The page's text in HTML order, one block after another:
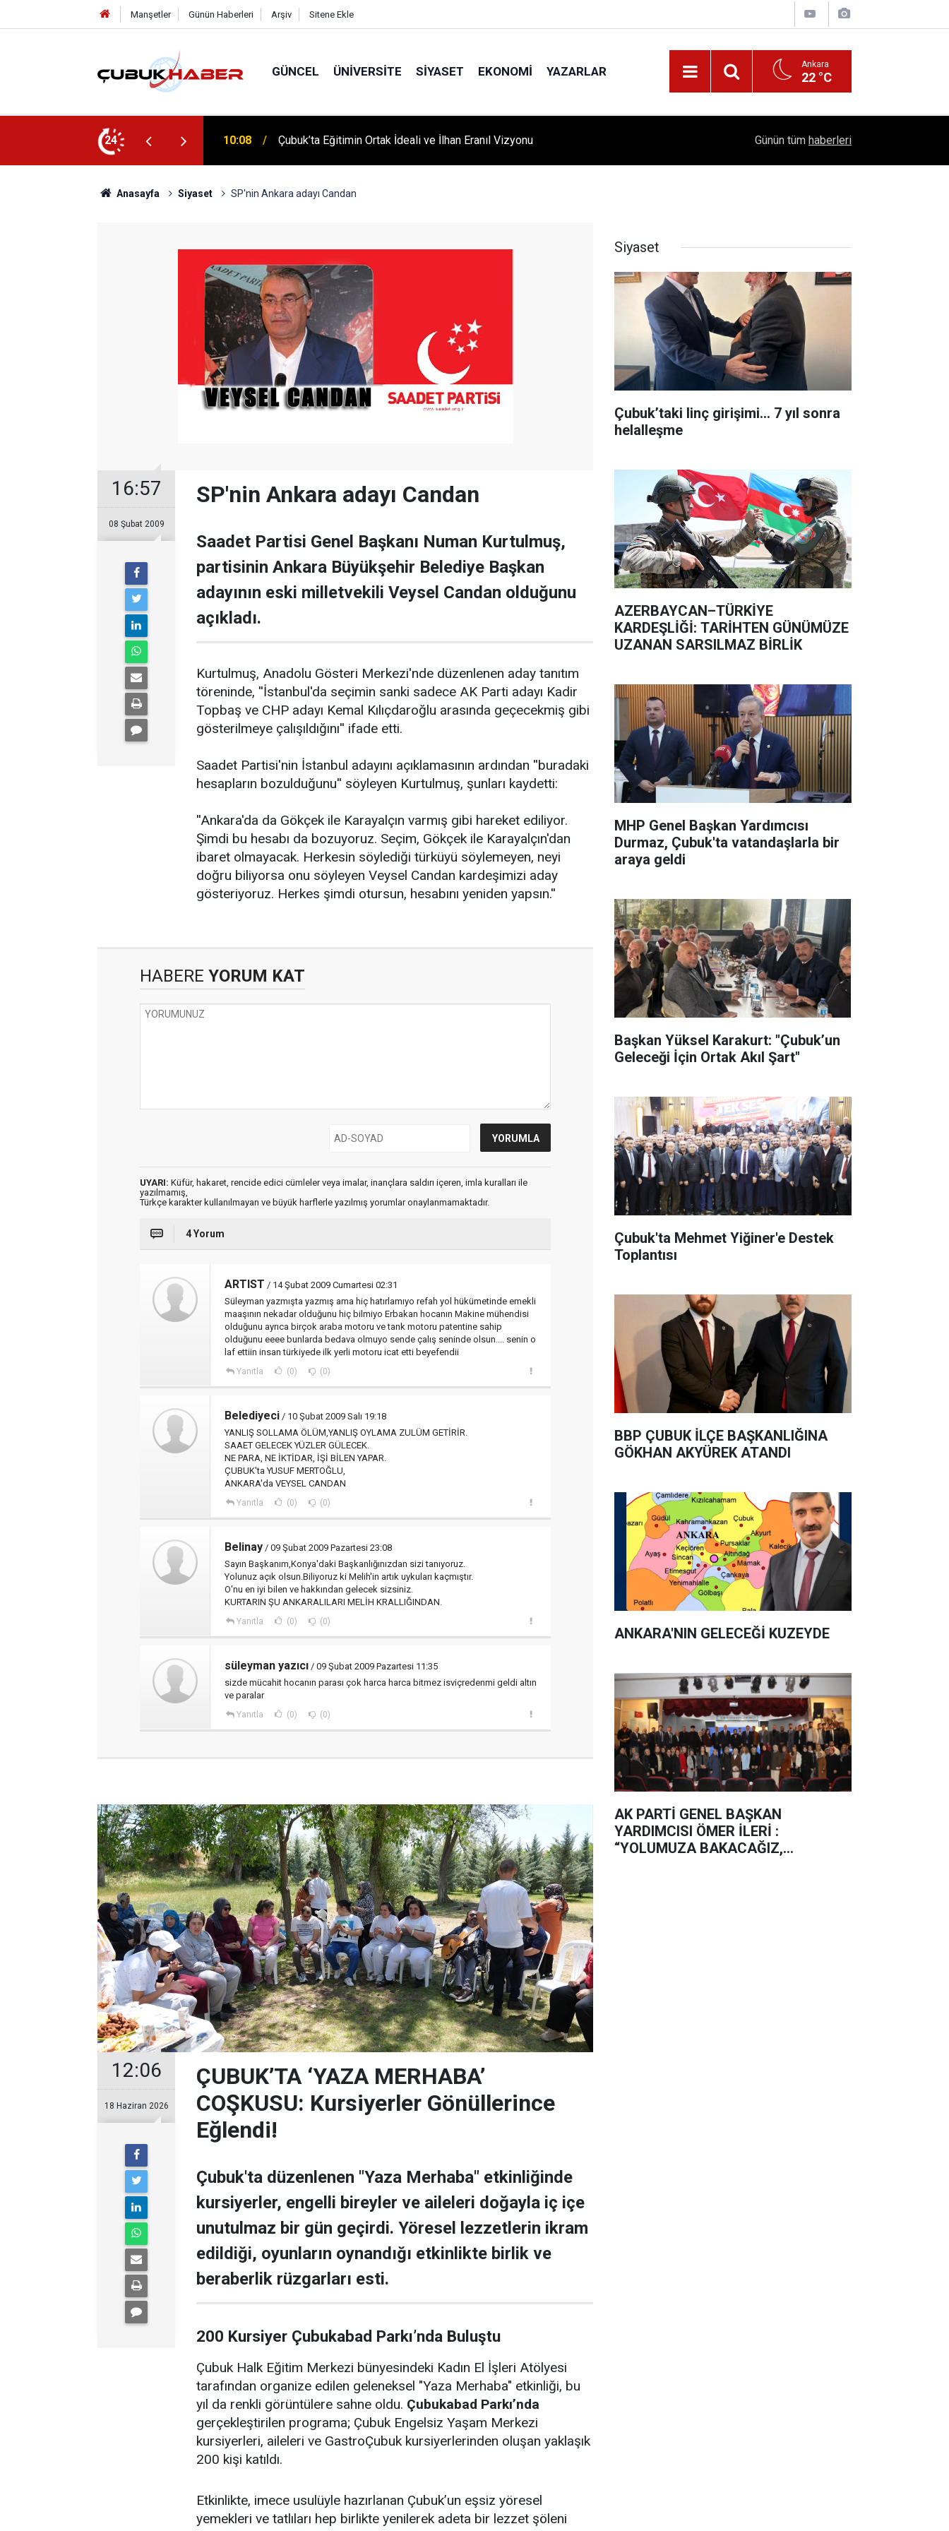
Manşetler Günün Haberleri Arşiv Sitene Ekle
GÜNCEL ÜNIVERSITE SIYASET EKONOMI YAZARLAR Ankara
22 °C
24 12:06 ÇUBUK’TA ‘YAZA MERHABA’ COŞKUSU: Kursiyerler Gönüllerince Eğlendi! 1504 Kep, Tek Bir Hedef: Bilim Kenti Çubuk
Günün tüm haberleri
Anasayfa Siyaset SP'nin Ankara adayı Candan
16:57
08 Şubat 2009
SP'nin Ankara adayı Candan
Saadet Partisi Genel Başkanı Numan Kurtulmuş,
partisinin Ankara Büyükşehir Belediye Başkan
adayının eski milletvekili Veysel Candan olduğunu
açıkladı.
Kurtulmuş, Anadolu Gösteri Merkezi'nde düzenlenen aday tanıtım
töreninde, ''İstanbul'da seçimin sanki sadece AK Parti adayı Kadir
Topbaş ve CHP adayı Kemal Kılıçdaroğlu arasında geçecekmiş gibi
gösterilmeye çalışıldığını'' ifade etti.
Saadet Partisi'nin İstanbul adayını açıklamasının ardından ''buradaki
hesapların bozulduğunu'' söyleyen Kurtulmuş, şunları kaydetti:
''Ankara'da da Gökçek ile Karayalçın varmış gibi hareket ediliyor.
Şimdi bu hesabı da bozuyoruz. Seçim, Gökçek ile Karayalçın'dan
ibaret olmayacak. Herkesin söylediği türküyü söylemeyen, neyi
doğru biliyorsa onu söyleyen Veysel Candan kardeşimizi aday
gösteriyoruz. Herkes şimdi otursun, hesabını yeniden yapsın.''
HABERE YORUM KAT
UYARI: Küfür, hakaret, rencide edici cümleler veya imalar, inançlara saldırı içeren, imla kuralları ile
yazılmamış,
Türkçe karakter kullanılmayan ve büyük harflerle yazılmış yorumlar onaylanmamaktadır.
4 Yorum
ARTIST / 14 Şubat 2009 Cumartesi 02:31
Süleyman yazmışta yazmış ama hiç hatırlamıyo refah yol hükümetinde emekli
maaşının nekadar olduğunu hiç bilmiyo Erbakan hocanın Makine mühendisi
olduğunu ayrıca birçok araba motoru ve tank motoru patentine sahip
olduğunu eeee bunlarda bedava olmuyo sende çalış seninde olsun.... senin o
laf ettiin insan türkiyede ilk yerli motoru icat etti beyefendii
Yanıtla (0) (0)
Belediyeci / 10 Şubat 2009 Salı 19:18
YANLIŞ SOLLAMA ÖLÜM,YANLIŞ OYLAMA ZULÜM GETİRİR.
SAAET GELECEK YÜZLER GÜLECEK.
NE PARA, NE İKTİDAR, İŞİ BİLEN YAPAR.
ÇUBUK'ta YUSUF MERTOĞLU,
ANKARA'da VEYSEL CANDAN
Yanıtla (0) (0)
Belinay / 09 Şubat 2009 Pazartesi 23:08
Sayın Başkanım,Konya'daki Başkanlığınızdan sizi tanıyoruz.
Yolunuz açık olsun.Biliyoruz ki Melih'in artık uykuları kaçmıştır.
O'nu en iyi bilen ve hakkından gelecek sizsiniz.
KURTARIN ŞU ANKARALILARI MELİH KRALLIĞINDAN.
Yanıtla (0) (0)
süleyman yazıcı / 09 Şubat 2009 Pazartesi 11:35
sizde mücahit hocanın parası çok harca harca bitmez isviçredenmi geldi altın
ve paralar
Yanıtla (0) (0)
12:06
18 Haziran 2026
ÇUBUK’TA ‘YAZA MERHABA’
COŞKUSU: Kursiyerler Gönüllerince
Eğlendi!
Çubuk'ta düzenlenen "Yaza Merhaba" etkinliğinde
kursiyerler, engelli bireyler ve aileleri doğayla iç içe
unutulmaz bir gün geçirdi. Yöresel lezzetlerin ikram
edildiği, oyunların oynandığı etkinlikte birlik ve
beraberlik rüzgarları esti.
200 Kursiyer Çubukabad Parkı’nda Buluştu
Çubuk Halk Eğitim Merkezi bünyesindeki Kadın El İşleri Atölyesi
tarafından organize edilen geleneksel "Yaza Merhaba" etkinliği, bu
yıl da renkli görüntülere sahne oldu. Çubukabad Parkı’nda
gerçekleştirilen programa; Çubuk Engelsiz Yaşam Merkezi
kursiyerleri, aileleri ve GastroÇubuk kursiyerlerinden oluşan yaklaşık
200 kişi katıldı.
Etkinlikte, imece usulüyle hazırlanan Çubuk’un eşsiz yöresel
yemekleri ve tatlıları hep birlikte yenilerek adeta bir lezzet şöleni
Siyaset
Çubuk’taki linç girişimi... 7 yıl sonra
helalleşme
AZERBAYCAN–TÜRKİYE
KARDEŞLİĞİ: TARİHTEN GÜNÜMÜZE
UZANAN SARSILMAZ BİRLİK
MHP Genel Başkan Yardımcısı
Durmaz, Çubuk'ta vatandaşlarla bir
araya geldi
Başkan Yüksel Karakurt: "Çubuk’un
Geleceği İçin Ortak Akıl Şart"
Çubuk'ta Mehmet Yiğiner'e Destek
Toplantısı
BBP ÇUBUK İLÇE BAŞKANLIĞINA
GÖKHAN AKYÜREK ATANDI
ANKARA'NIN GELECEĞİ KUZEYDE
AK PARTİ GENEL BAŞKAN
YARDIMCISI ÖMER İLERİ :
“YOLUMUZA BAKACAĞIZ,